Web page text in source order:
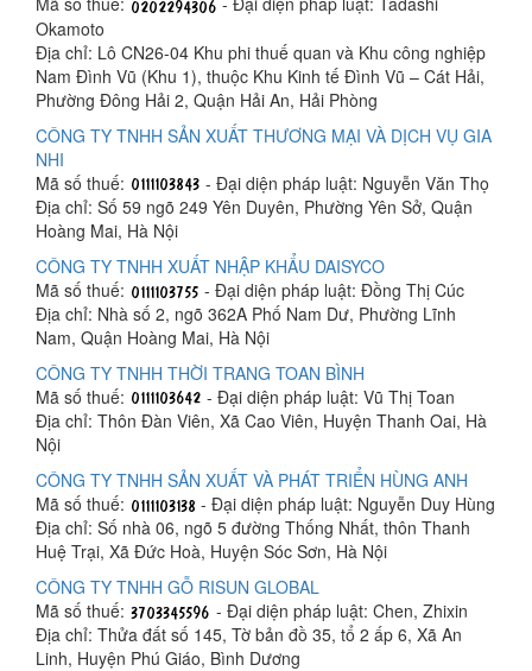
Okamoto
Địa chỉ: Lô CN26-04 Khu phi thuế quan và Khu công nghiệp
Nam Đình Vũ (Khu 1), thuộc Khu Kinh tế Đình Vũ – Cát Hải,
Phường Đông Hải 2, Quận Hải An, Hải Phòng
CÔNG TY TNHH SẢN XUẤT THƯƠNG MẠI VÀ DỊCH VỤ GIA
NHI
Mã số thuế:
- Đại diện pháp luật: Nguyễn Văn Thọ
Địa chỉ: Số 59 ngõ 249 Yên Duyên, Phường Yên Sở, Quận
Hoàng Mai, Hà Nội
CÔNG TY TNHH XUẤT NHẬP KHẨU DAISYCO
Mã số thuế:
- Đại diện pháp luật: Đồng Thị Cúc
Địa chỉ: Nhà số 2, ngõ 362A Phố Nam Dư, Phường Lĩnh
Nam, Quận Hoàng Mai, Hà Nội
CÔNG TY TNHH THỜI TRANG TOAN BÌNH
Mã số thuế:
- Đại diện pháp luật: Vũ Thị Toan
Địa chỉ: Thôn Đàn Viên, Xã Cao Viên, Huyện Thanh Oai, Hà
Nội
CÔNG TY TNHH SẢN XUẤT VÀ PHÁT TRIỂN HÙNG ANH
Mã số thuế:
- Đại diện pháp luật: Nguyễn Duy Hùng
Địa chỉ: Số nhà 06, ngõ 5 đường Thống Nhất, thôn Thanh
Huệ Trại, Xã Đức Hoà, Huyện Sóc Sơn, Hà Nội
CÔNG TY TNHH GỖ RISUN GLOBAL
Mã số thuế:
- Đại diện pháp luật: Chen, Zhixin
Địa chỉ: Thửa đất số 145, Tờ bản đồ 35, tổ 2 ấp 6, Xã An
Linh, Huyện Phú Giáo, Bình Dương